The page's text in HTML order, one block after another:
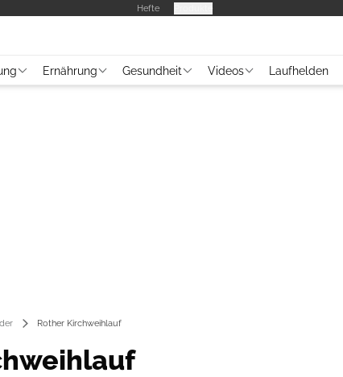
Hefte
Ernährung Gesundheit Videos Laufhelden
Rother Kirchweihlauf